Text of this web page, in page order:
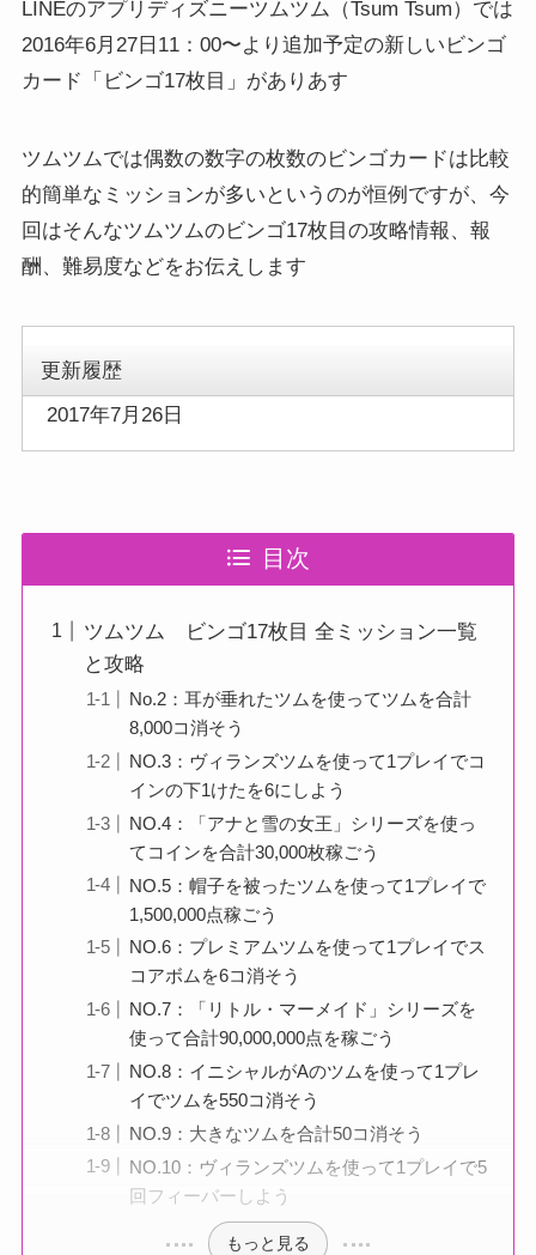
LINEのアプリディズニーツムツム（Tsum Tsum）では
2016年6月27日11：00〜より追加予定の新しいビンゴ
カード「ビンゴ17枚目」がありあす
ツムツムでは偶数の数字の枚数のビンゴカードは比較
的簡単なミッションが多いというのが恒例ですが、今
回はそんなツムツムのビンゴ17枚目の攻略情報、報
酬、難易度などをお伝えします
更新履歴
2017年7月26日
目次
ツムツム ビンゴ17枚目 全ミッション一覧
と攻略
No.2：耳が垂れたツムを使ってツムを合計
8,000コ消そう
NO.3：ヴィランズツムを使って1プレイでコ
インの下1けたを6にしよう
NO.4：「アナと雪の女王」シリーズを使っ
てコインを合計30,000枚稼ごう
NO.5：帽子を被ったツムを使って1プレイで
1,500,000点稼ごう
NO.6：プレミアムツムを使って1プレイでス
コアボムを6コ消そう
NO.7：「リトル・マーメイド」シリーズを
使って合計90,000,000点を稼ごう
NO.8：イニシャルがAのツムを使って1プレ
イでツムを550コ消そう
NO.9：大きなツムを合計50コ消そう
NO.10：ヴィランズツムを使って1プレイで5
回フィーバーしよう
もっと見る